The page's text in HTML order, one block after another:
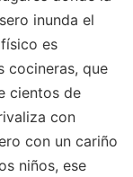
inunda el
es
cocineras, que
cientos de
con
con un cariño
niños, ese